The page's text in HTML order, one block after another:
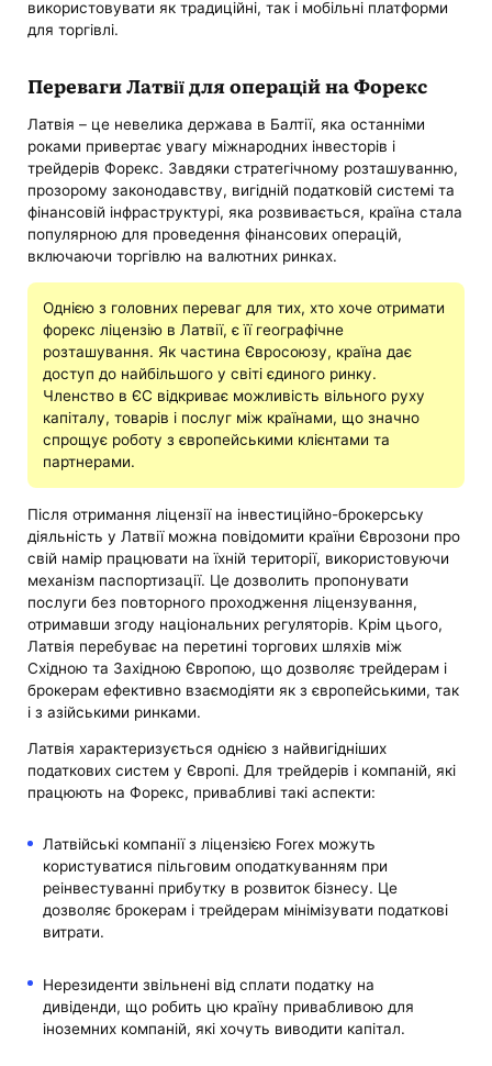
використовувати як традиційні, так і мобільні платформи
для торгівлі.
Переваги Латвії для операцій на Форекс
Латвія – це невелика держава в Балтії, яка останніми
роками привертає увагу міжнародних інвесторів і
трейдерів Форекс. Завдяки стратегічному розташуванню,
прозорому законодавству, вигідній податковій системі та
фінансовій інфраструктурі, яка розвивається, країна стала
популярною для проведення фінансових операцій,
включаючи торгівлю на валютних ринках.
Однією з головних переваг для тих, хто хоче отримати
форекс ліцензію в Латвії, є її географічне
розташування. Як частина Євросоюзу, країна дає
доступ до найбільшого у світі єдиного ринку.
Членство в ЄС відкриває можливість вільного руху
капіталу, товарів і послуг між країнами, що значно
спрощує роботу з європейськими клієнтами та
партнерами.
Після отримання ліцензії на інвестиційно-брокерську
діяльність у Латвії можна повідомити країни Єврозони про
свій намір працювати на їхній території, використовуючи
механізм паспортизації. Це дозволить пропонувати
послуги без повторного проходження ліцензування,
отримавши згоду національних регуляторів. Крім цього,
Латвія перебуває на перетині торгових шляхів між
Східною та Західною Європою, що дозволяє трейдерам і
брокерам ефективно взаємодіяти як з європейськими, так
і з азійськими ринками.
Латвія характеризується однією з найвигідніших
податкових систем у Європі. Для трейдерів і компаній, які
працюють на Форекс, привабливі такі аспекти:
Латвійські компанії з ліцензією Forex можуть
користуватися пільговим оподаткуванням при
реінвестуванні прибутку в розвиток бізнесу. Це
дозволяє брокерам і трейдерам мінімізувати податкові
витрати.
Нерезиденти звільнені від сплати податку на
дивіденди, що робить цю країну привабливою для
іноземних компаній, які хочуть виводити капітал.